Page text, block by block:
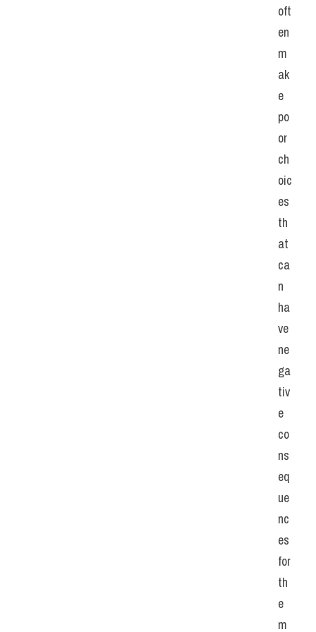
oft
en
m
ak
e
po
or
ch
oic
es
th
at
ca
n
ha
ve
ne
ga
tiv
e
co
ns
eq
ue
nc
es
for
th
e
m